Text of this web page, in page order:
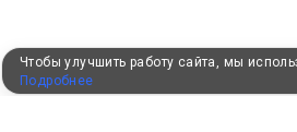
Чтобы улучшить работу сайта, мы
Подробнее